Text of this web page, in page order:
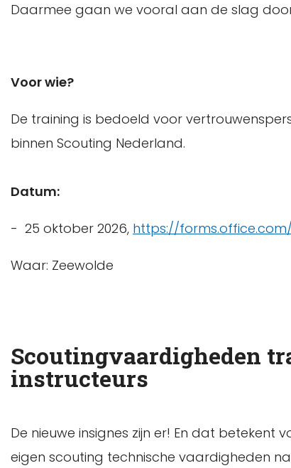
Daarmee gaan we vooral aan de slag
Voor wie?
De training is bedoeld voor
binnen Scouting Nederland.
Datum:
- 25 oktober 2026, https://forms.office.com/
Waar: Zeewolde
Scoutingvaardigheden
instructeurs
De nieuwe insignes zijn er! En dat
eigen scouting technische vaardigheden